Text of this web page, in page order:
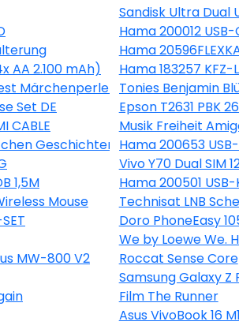
Sandisk Ultra Dual
Hama 200012
Hama
AA 2.100 mAh)
Hama 183257 KFZ-
Märchenperlen
Tonies Benjamin
Set DE
Epson T2631 PBK
CABLE
Musik Freiheit
Geschichten Hama 200653
Vivo Y70 Dual SIM
1,5M
Hama 200501
Mouse
Technisat LNB
Doro PhoneEasy
We by Loewe We.
MW-800 V2
Roccat Sense Core
Samsung Galaxy Z
Film The Runner
Asus VivoBook 16